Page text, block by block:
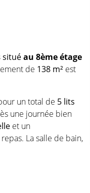
situéau 8ème étage
de 138 m² est
un total de 5 lits
une journée bien
et un
La salle de bain,